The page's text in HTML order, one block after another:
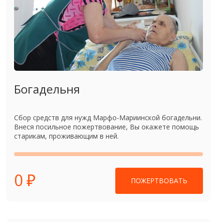
Богадельня
Сбор средств для нужд Марфо-Мариинской богадельни.
Внеся посильное пожертвование, Вы окажете помощь
старикам, проживающим в ней.
0 ₽ ПОЖЕРТВОВАТЬ